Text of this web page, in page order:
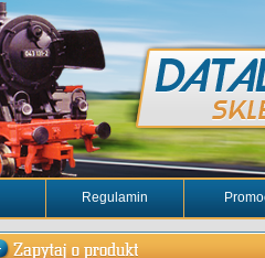
Regulamin